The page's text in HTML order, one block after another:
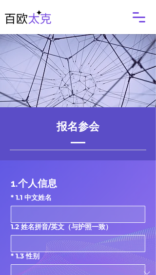
​报名参会
1.个人信息
* 1.1 中文姓名
1.2 姓名拼音/英文（与护照一致）
* 1.3 性别